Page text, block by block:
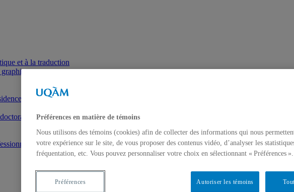
et à la traduction
Préférences en matière de témoins
Nous utilisons des témoins (cookies) afin de collecter des informations qui nous
votre expérience sur le site, de vous proposer des contenus vidéo, d’analyser les
fréquentation, etc. Vous pouvez personnaliser votre choix en sélectionnant « Préférences ».
Autoriser les témoins
Préférences